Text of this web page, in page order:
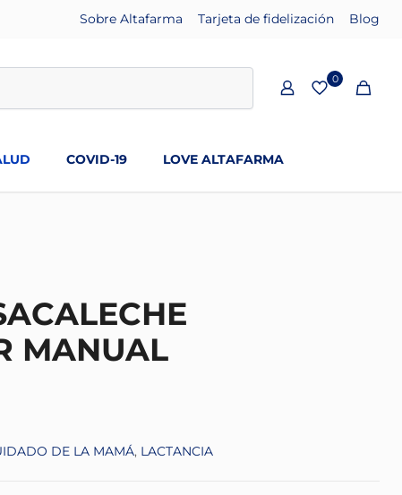
Sobre Altafarma Tarjeta de fidelización Blog
0
COVID-19 LOVE ALTAFARMA
MANUAL
DE LA MAMÁ, LACTANCIA